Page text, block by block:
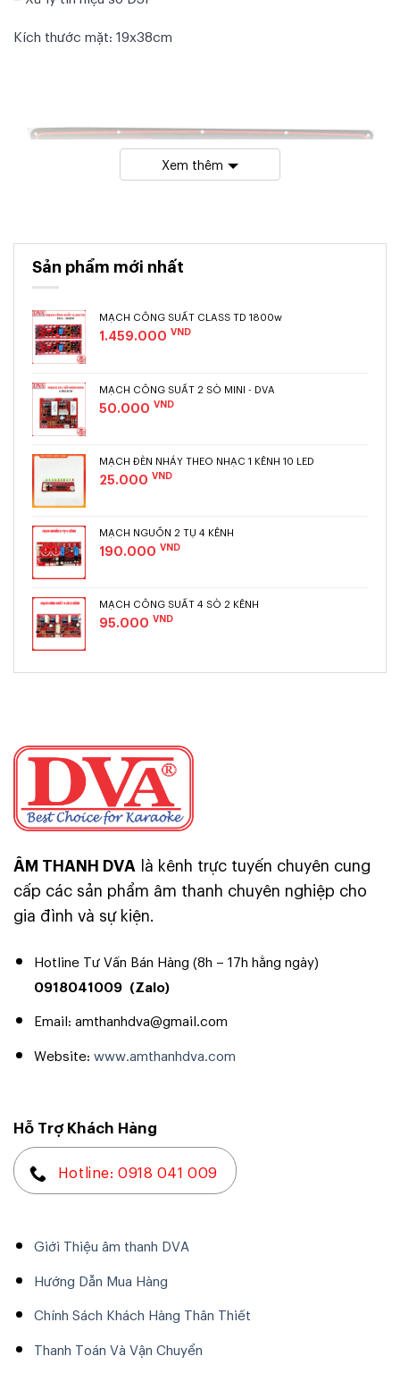
Kích thước mặt: 19x38cm
Xem thêm
Sản phẩm mới nhất
MẠCH CÔNG SUẤT CLASS TD 1800w
1.459.000 VND
MẠCH CÔNG SUẤT 2 SÒ MINI - DVA
50.000 VND
MẠCH ĐÈN NHÁY THEO NHẠC 1 KÊNH 10 LED
25.000 VND
MẠCH NGUỒN 2 TỤ 4 KÊNH
190.000 VND
MẠCH CÔNG SUẤT 4 SÒ 2 KÊNH
95.000 VND
ÂM THANH DVA là kênh trực tuyến chuyên cung
cấp các sản phẩm âm thanh chuyên nghiệp cho
gia đình và sự kiện.
Hotline Tư Vấn Bán Hàng (8h – 17h hằng ngày)
0918041009 (Zalo)
Email: amthanhdva@gmail.com
Website:www.amthanhdva.com
Hỗ Trợ Khách Hàng
Hotline: 0918 041 009
Giới Thiệu âm thanh DVA
Hướng Dẫn Mua Hàng
Chính Sách Khách Hàng Thân Thiết
Thanh Toán Và Vận Chuyển